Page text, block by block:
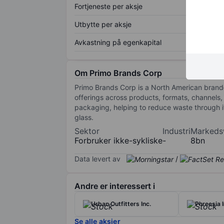
Fortjeneste per aksje
Utbytte per aksje
Avkastning på egenkapital
Om Primo Brands Corp
Primo Brands Corp is a North American
offerings across products, formats,
packaging, helping to reduce waste
glass.
Sektor
Forbruker ikke-sykliske
Industri
-
8bn
Data levert av /
Andre er interessert i
Urban Outfitters Inc. Phreesia
Se alle aksjer